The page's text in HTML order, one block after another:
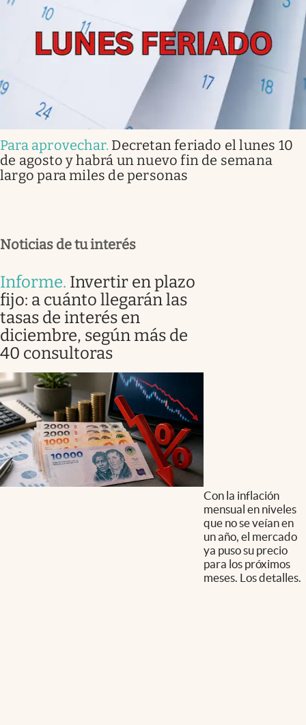
Para aprovechar. Decretan feriado el lunes 10
de agosto y habrá un nuevo fin de semana
largo para miles de personas
Noticias de tu interés
Informe. Invertir en plazo
fijo: a cuánto llegarán las
tasas de interés en
diciembre, según más de
40 consultoras
Con la inflación
mensual en niveles
que no se veían en
un año, el mercado
ya puso su precio
para los próximos
meses. Los detalles.